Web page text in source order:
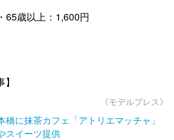
65歳以上：1,600円
《モデルプレス》
橋に抹茶カフェ「アトリエマッチャ」
スイーツ提供